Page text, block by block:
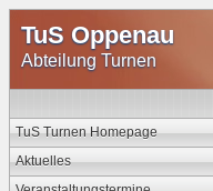
TuS Oppenau
Abteilung Turnen
TuS Turnen Homepage
Aktuelles